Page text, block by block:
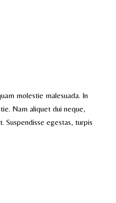
molestie malesuada. In
Nam aliquet dui neque,
Suspendisse egestas, turpis